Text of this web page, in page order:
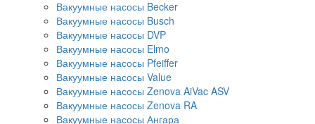
Вакуумные насосы Becker
Вакуумные насосы Busch
Вакуумные насосы DVP
Вакуумные насосы Elmo
Вакуумные насосы Pfeiffer
Вакуумные насосы Value
Вакуумные насосы Zenova AiVac ASV
Вакуумные насосы Zenova RA
Вакуумные насосы Ангара